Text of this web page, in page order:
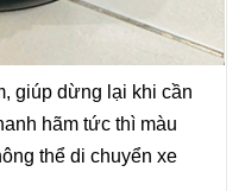
giúp dừng lại khi cần
hãm tức thì màu
thể di chuyển xe